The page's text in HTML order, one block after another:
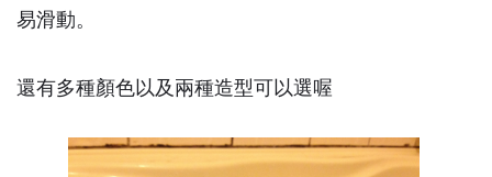
易滑動。
還有多種顏色以及兩種造型可以選喔